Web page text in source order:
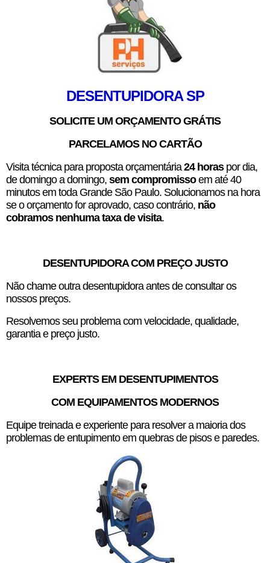
DESENTUPIDORA SP
SOLICITE UM ORÇAMENTO GRÁTIS
PARCELAMOS NO CARTÃO
Visita técnica para proposta orçamentária24 horaspor dia,
de domingo a domingo, sem compromissoem até 40
minutos em toda Grande São Paulo. Solucionamos na hora
se o orçamento for aprovado, caso contrário, não
cobramos nenhuma taxa de visita.
DESENTUPIDORA COM PREÇO JUSTO
Não chame outra desentupidora antes de consultar os
nossos preços.
Resolvemos seu problema com velocidade, qualidade,
garantia e preço justo.
EXPERTS EM DESENTUPIMENTOS
COM EQUIPAMENTOS MODERNOS
Equipe treinada e experiente para resolver a maioria dos
problemas de entupimento em quebras de pisos e paredes.